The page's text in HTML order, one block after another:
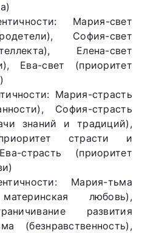
Мария-свет
София-свет
Елена-свет
Ева-свет (приоритет
Мария-страсть
София-страсть
знаний и традиций),
страсти и
страсть (приоритет
Мария-тьма
любовь),
развития
(безнравственность),